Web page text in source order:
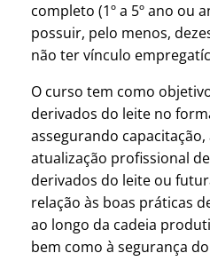
completo (1º a 5º ano ou
possuir, pelo menos,
não ter vínculo
O curso tem como
derivados do leite no
assegurando
atualização profissional
derivados do leite ou
relação às boas práticas
ao longo da cadeia
bem como à segurança